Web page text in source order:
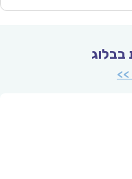
בבלוג